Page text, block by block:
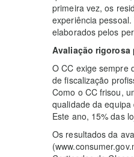
primeira vez, os
experiência
elaborados pelos
Avaliação rigorosa
O CC exige sempre
de fiscalização
Como o CC frisou,
qualidade da
Este ano, 15% das
Os resultados da